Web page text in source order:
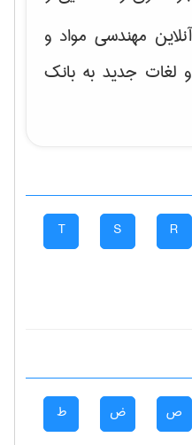
مهندسی مواد و
لغات جدید به بانک
R
S
T
ص ض ط